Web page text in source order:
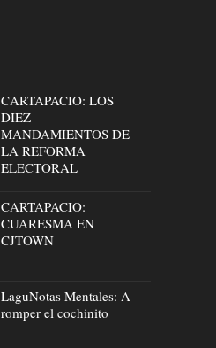
CARTAPACIO: LOS
DIEZ
MANDAMIENTOS DE
LA REFORMA
ELECTORAL
CARTAPACIO:
CUARESMA EN
CJTOWN
LaguNotas Mentales: A
romper el cochinito